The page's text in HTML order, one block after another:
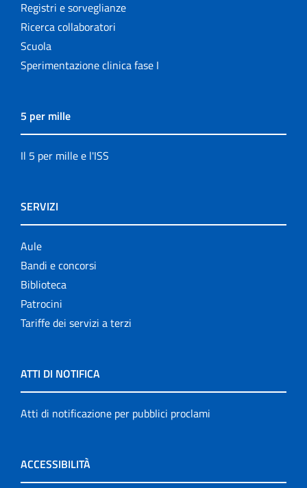
Registri e sorveglianze
Ricerca collaboratori
Scuola
Sperimentazione clinica fase I
5 per mille
Il 5 per mille e l'ISS
SERVIZI
Aule
Bandi e concorsi
Biblioteca
Patrocini
Tariffe dei servizi a terzi
ATTI DI NOTIFICA
Atti di notificazione per pubblici proclami
ACCESSIBILITÀ